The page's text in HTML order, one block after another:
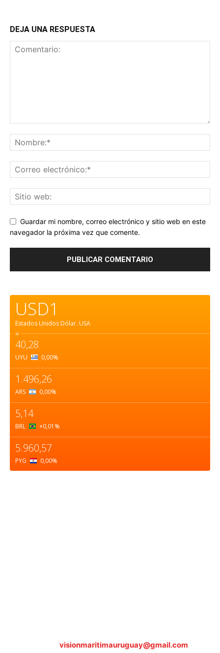
DEJA UNA RESPUESTA
Guardar mi nombre, correo electrónico y sitio web en este
navegador la próxima vez que comente.
USD1
Estados Unidos Dólar. USA
=
40,28
UYU 0,00%
1.496,26
ARS 0,00%
5,14
BRL +0,01 %
5.960,57
PYG 0,00%
visionmaritimauruguay@gmail.com